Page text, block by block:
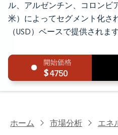
ル、アルゼンチン、コロンビ
米）によってセグメント化さ
（USD）ベースで提供されます
4750
ホーム 市場分析 エネ